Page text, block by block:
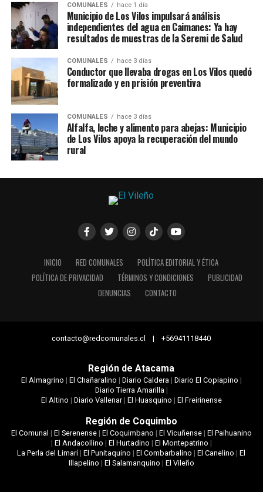
COMUNALES hace 1 día
Municipio de Los Vilos impulsará análisis
independientes del agua en Caimanes: Ya hay
resultados de muestras de la Seremi de Salud
COMUNALES hace 3 días
Conductor que llevaba drogas en Los Vilos quedó
formalizado y en prisión preventiva
COMUNALES hace 3 días
Alfalfa, leche y alimento para abejas: Municipio
de Los Vilos apoya la recuperación del mundo
rural
INICIO RED COMUNALES
POLÍTICA EDITORIAL Y ÉTICA
POLÍTICA DE PRIVACIDAD
TÉRMINOS Y CONDICIONES
PUBLICIDAD
DENUNCIAS
CONTACTO
contacto@redcomunales.cl | +56941118440
Región de Atacama
El Almagrino | El Chañaralino | Diario Caldera| Diario El Copiapino |
Diario Tierra Amarilla|
El Altino | Diario Vallenar| El Huasquino | El Freirinense
Región de Coquimbo
El Comunal | El Serenense| El Coquimbano | El Vicuñense| El Paihuanino
| El Andacollino | El Hurtadino | El Montepatrino |
La Perla del Limarí|El Punitaquino |El Combarbalino |El Canelino |El
Illapelino | El Salamanquino | El Vileño